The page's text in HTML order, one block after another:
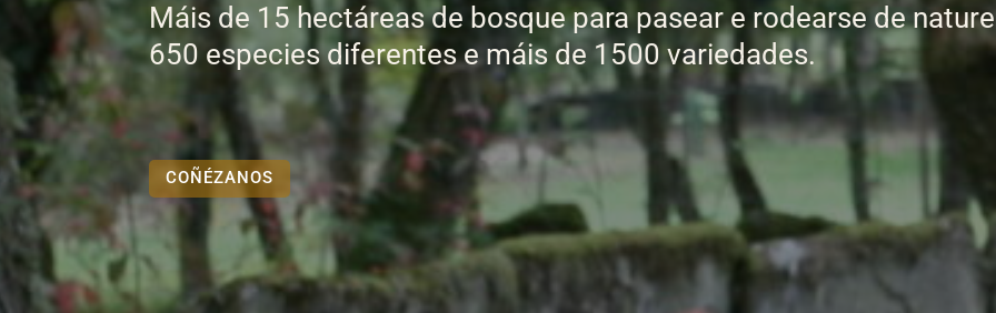
Máis de 15 hectáreas de bosque para pasear e rodearse de
650 especies diferentes e máis de 1500 variedades.
COÑÉZANOS